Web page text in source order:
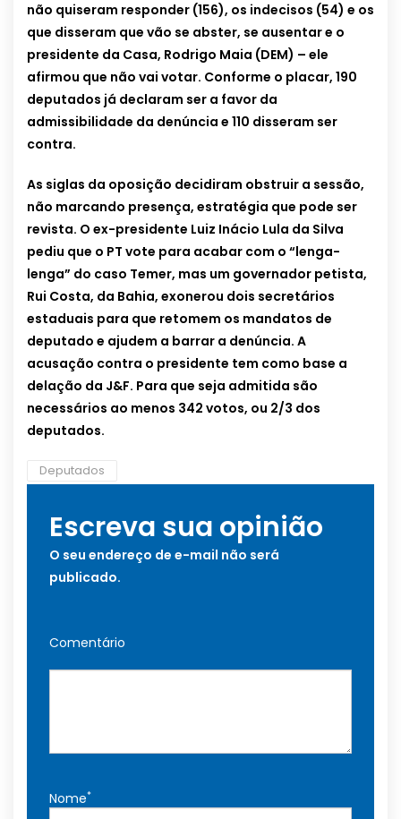
não quiseram responder (156), os indecisos (54) e os
que disseram que vão se abster, se ausentar e o
presidente da Casa, Rodrigo Maia (DEM) – ele
afirmou que não vai votar. Conforme o placar, 190
deputados já declaram ser a favor da
admissibilidade da denúncia e 110 disseram ser
contra.
As siglas da oposição decidiram obstruir a sessão,
não marcando presença, estratégia que pode ser
revista. O ex-presidente Luiz Inácio Lula da Silva
pediu que o PT vote para acabar com o “lenga-
lenga” do caso Temer, mas um governador petista,
Rui Costa, da Bahia, exonerou dois secretários
estaduais para que retomem os mandatos de
deputado e ajudem a barrar a denúncia. A
acusação contra o presidente tem como base a
delação da J&F. Para que seja admitida são
necessários ao menos 342 votos, ou 2/3 dos
deputados.
Deputados
Escreva sua opinião
O seu endereço de e-mail não será
publicado.
Comentário
Nome*